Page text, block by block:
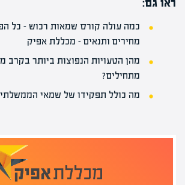
כמה עולה קורס שמאות רכוש – כל
מחירים ותנאים – מכללת אפיק
מהן הטעויות הנפוצות ביותר בקרב
מתחילים?
מה כולל תפקידו של שמאי